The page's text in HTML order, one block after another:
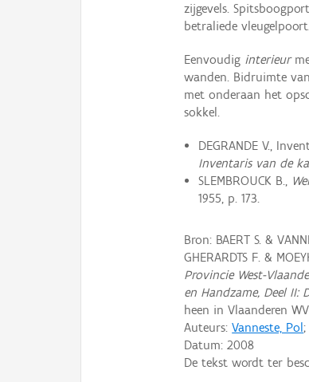
zijgevels.
betraliede
Eenvoudig interieur
wanden. Bidruimte
met onderaan het
sokkel.
DEGRANDE V.,
Inventaris van de
SLEMBROUCK B.,
1955, p. 173.
Bron: BAERT S. &
GHERARDTS F. &
Provincie West-
en Handzame, Deel II:
heen in Vlaanderen
Auteurs:Vanneste, Pol;
Datum:2008
De tekst wordt ter